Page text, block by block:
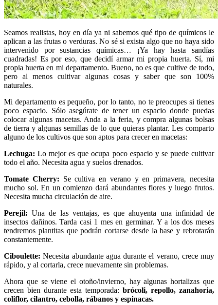
Seamos realistas, hoy en día ya ni sabemos qué tipo de químicos le
aplican a las frutas o verduras. No sé si exista algo que no haya sido
intervenido por sustancias químicas… ¡Ya hay hasta sandías
cuadradas! Es por eso, que decidí armar mi propia huerta. Sí, mi
propia huerta en mi departamento. Bueno, no es que cultive de todo,
pero al menos cultivar algunas cosas y saber que son 100%
naturales.
Mi departamento es pequeño, por lo tanto, no te preocupes si tienes
poco espacio. Sólo asegúrate de tener un espacio donde puedas
colocar algunas macetas. Anda a la feria, y compra algunas bolsas
de tierra y algunas semillas de lo que quieras plantar. Les comparto
alguno de los cultivos que son aptos para crecer en macetas:
Lechuga: Lo mejor es que ocupa poco espacio y se puede cultivar
todo el año. Necesita agua y suelos drenados.
Tomate Cherry: Se cultiva en verano y en primavera, necesita
mucho sol. En un comienzo dará abundantes flores y luego frutos.
Necesita mucha circulación de aire.
Perejil:Una de las ventajas, es que ahuyenta una infinidad de
insectos dañinos. Tarda casi 1 mes en germinar. Y a los dos meses
tendremos plantitas que podrán cortarse desde la base y rebrotarán
constantemente.
Ciboulette: Necesita abundante agua durante el verano, crece muy
rápido, y al cortarla, crece nuevamente sin problemas.
Ahora que se viene el otoño/invierno, hay algunas hortalizas que
crecen bien durante esta temporada: brócoli, repollo, zanahoria,
coliflor, cilantro, cebolla, rábanos y espinacas.